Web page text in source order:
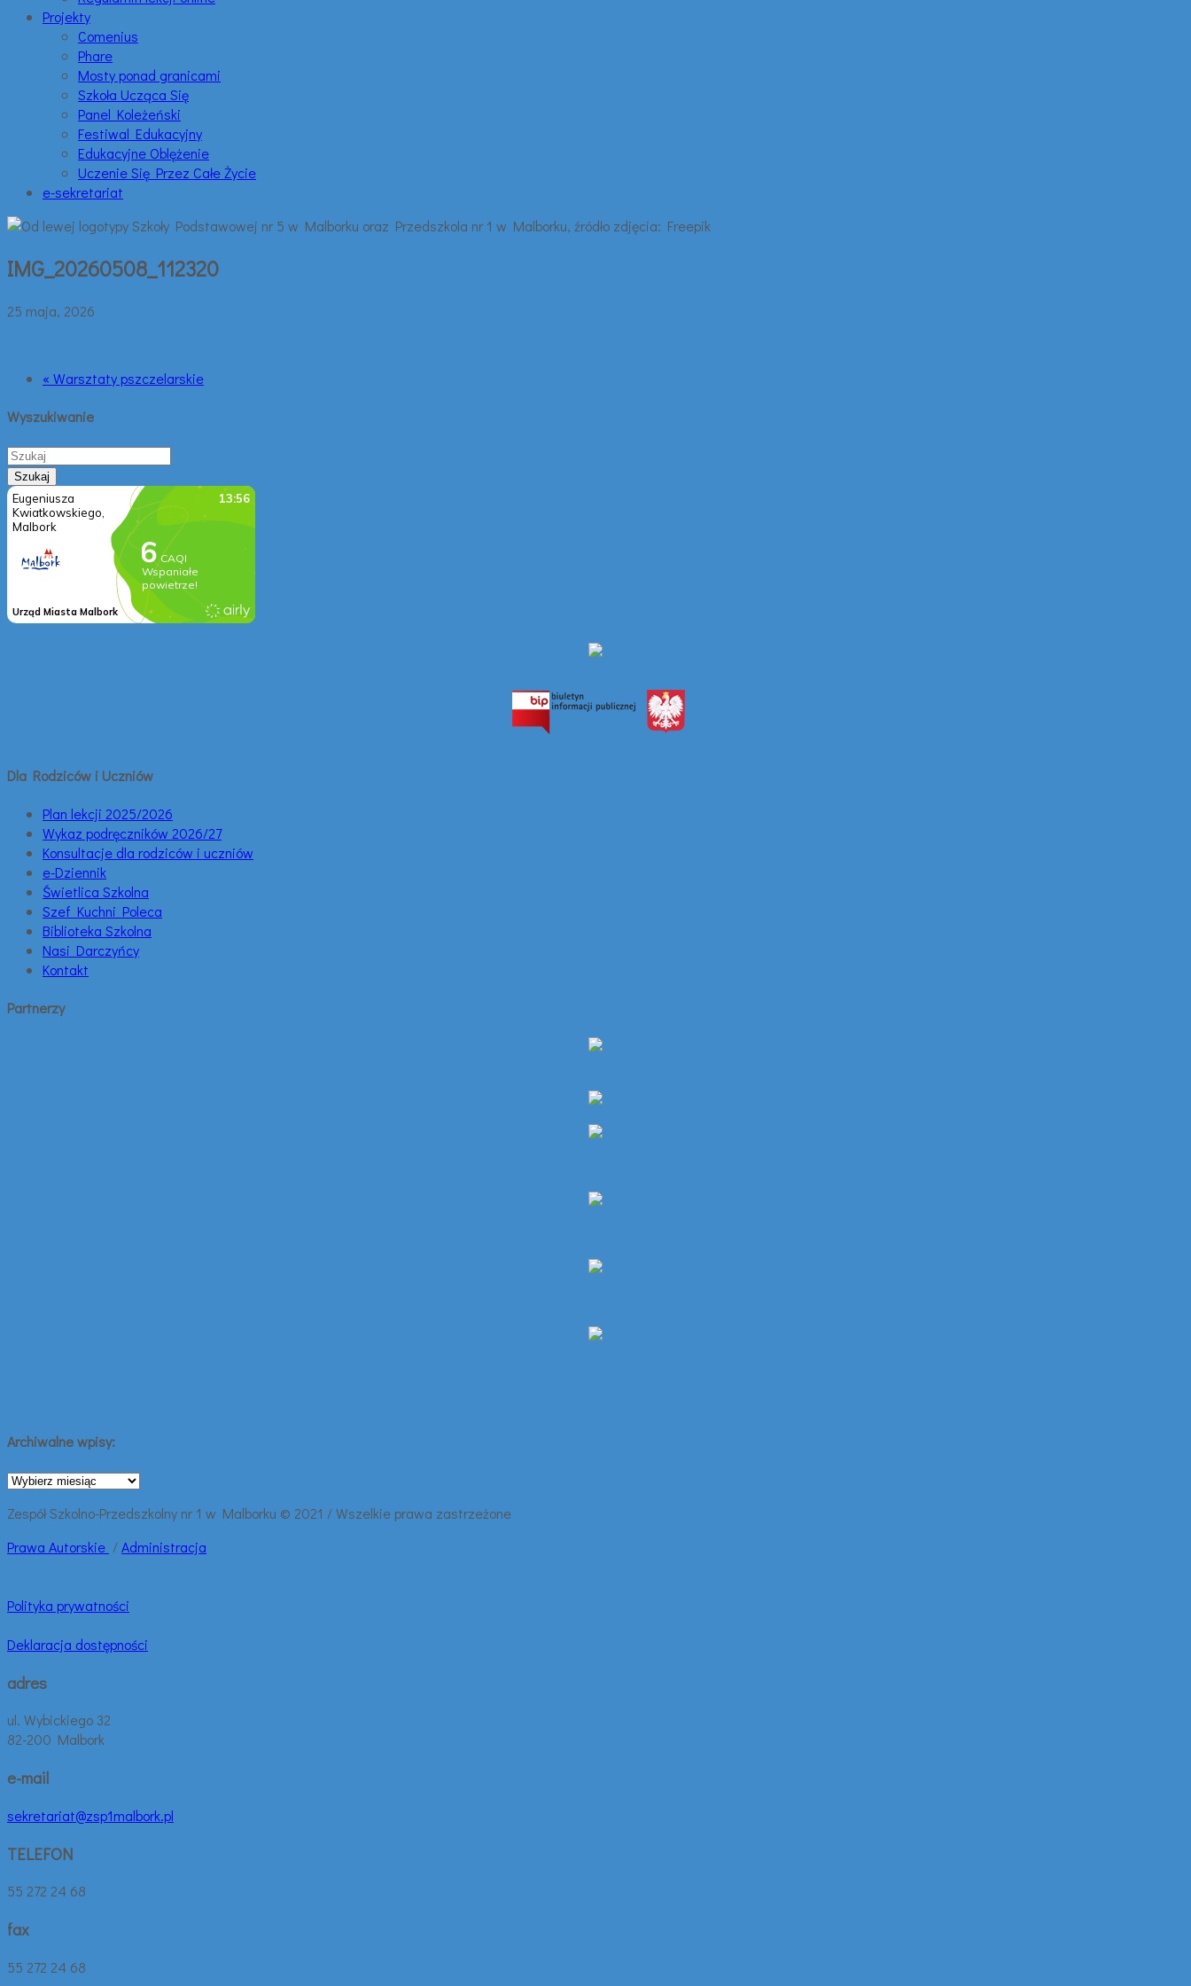
Projekty
Comenius
Phare
Mosty ponad granicami
Szkoła Ucząca Się
Panel Koleżeński
Festiwal Edukacyjny
Edukacyjne Oblężenie
Uczenie Się Przez Całe Życie
e-sekretariat
IMG_20260508_112320
25 maja, 2026
« Warsztaty pszczelarskie
Wyszukiwanie
Dla Rodziców i Uczniów
Plan lekcji 2025/2026
Wykaz podręczników 2026/27
Konsultacje dla rodziców i uczniów
e-Dziennik
Świetlica Szkolna
Szef Kuchni Poleca
Biblioteka Szkolna
Nasi Darczyńcy
Kontakt
Partnerzy
Archiwalne wpisy:
Archiwalne
Zespół Szkolno-Przedszkolny nr 1 w Malborku © 2021 / Wszelkie prawa zastrzeżone
Prawa Autorskie /Administracja
Polityka prywatności
Deklaracja dostępności
adres
ul. Wybickiego 32
82-200 Malbork
e-mail
sekretariat@zsp1malbork.pl
TELEFON
55 272 24 68
fax
55 272 24 68